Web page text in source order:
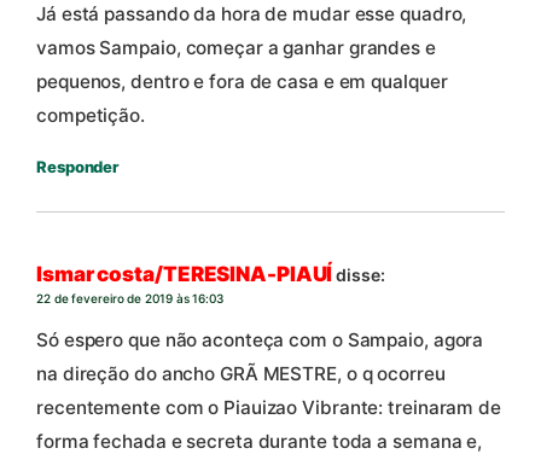
Já está passando da hora de mudar esse quadro,
vamos Sampaio, começar a ganhar grandes e
pequenos, dentro e fora de casa e em qualquer
competição.
Responder
Ismar costa/TERESINA-PIAUÍdisse:
22 de fevereiro de 2019 às 16:03
Só espero que não aconteça com o Sampaio, agora
na direção do ancho GRÃ MESTRE, o q ocorreu
recentemente com o Piauizao Vibrante: treinaram de
forma fechada e secreta durante toda a semana e,